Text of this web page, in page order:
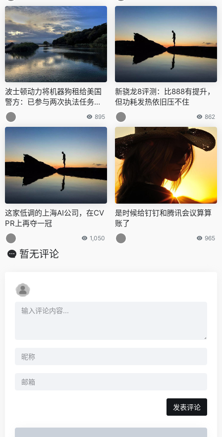
波士顿动力将机器狗租给美国
警方：已参与两次执法任务，
可以破门、勘测、防爆
895
新骁龙8评测：比888有提升，
但功耗发热依旧压不住
862
这家低调的上海AI公司，在CV
PR上再夺一冠
1,050
是时候给钉钉和腾讯会议算算
账了
965
暂无评论
发表评论